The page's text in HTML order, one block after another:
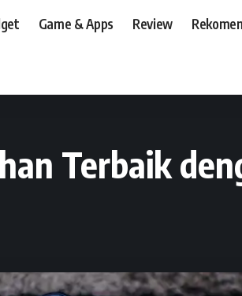
Game & Apps Review
Terbaik